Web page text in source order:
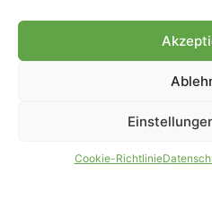
Cookie-Richtlinie